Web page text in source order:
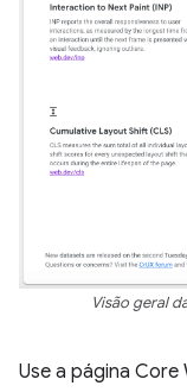
Visão geral
Use a página